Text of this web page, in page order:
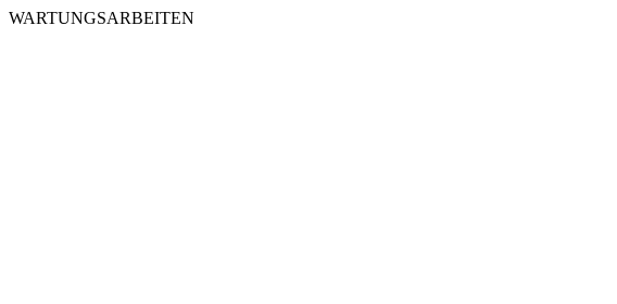
WARTUNGSARBEITEN